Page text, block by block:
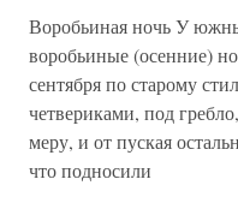
Воробьиная ночь У
воробьиные (осенние)
сентября по старому
четвериками, под
меру, и от пуская
что подносили